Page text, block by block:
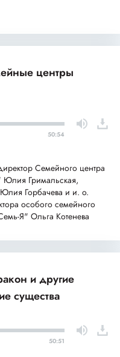
центры
50:54
Семейного центра
Гримальская,
Горбачева и и. о.
особого семейного
Я" Ольга Котенева
и другие
существа
50:51